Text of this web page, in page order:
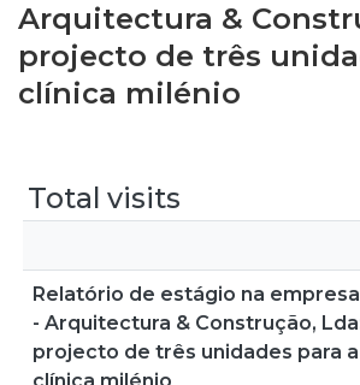
Entities
Arquitectura &
projecto de três
clínica milénio
Total visits
Relatório de estágio na empresa
- Arquitectura & Construção,
projecto de três unidades para a